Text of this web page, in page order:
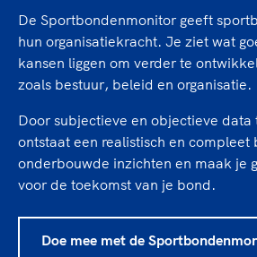
Sportonderzoek
Sportakkoord II
Game Changer
TeamNL kids
Olympische geschiedenis
Nieuwspagina
Veilige en integere sport
Diversiteit en inclusie
Gezonde sportomgeving
Duurzaamheid
Bekwaam sportkader
Vitale clubs en bestuurlijk kader
Clubacties
Kennisaanbod TeamNL Experts
TeamNL Sport Science Centre
Olympische Spelen LA28
Paralympische Spelen LA28
De Sportbondenmonitor geeft
hun organisatiekracht. Je ziet wat
kansen liggen om verder te
zoals bestuur, beleid en organisatie.
Door subjectieve en objectieve data
ontstaat een realistisch en compleet
onderbouwde inzichten en maak je
voor de toekomst van je bond.
Doe mee met de